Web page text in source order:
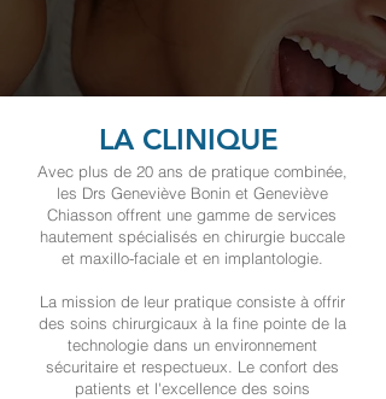
LA CLINIQUE
Avec plus de 20 ans de pratique combinée,
les Drs Geneviève Bonin et Geneviève
Chiasson offrent une gamme de services
hautement spécialisés en chirurgie buccale
et maxillo-faciale et en implantologie.
La mission de leur pratique consiste à offrir
des soins chirurgicaux à la fine pointe de la
technologie dans un environnement
sécuritaire et respectueux. Le confort des
patients et l'excellence des soins